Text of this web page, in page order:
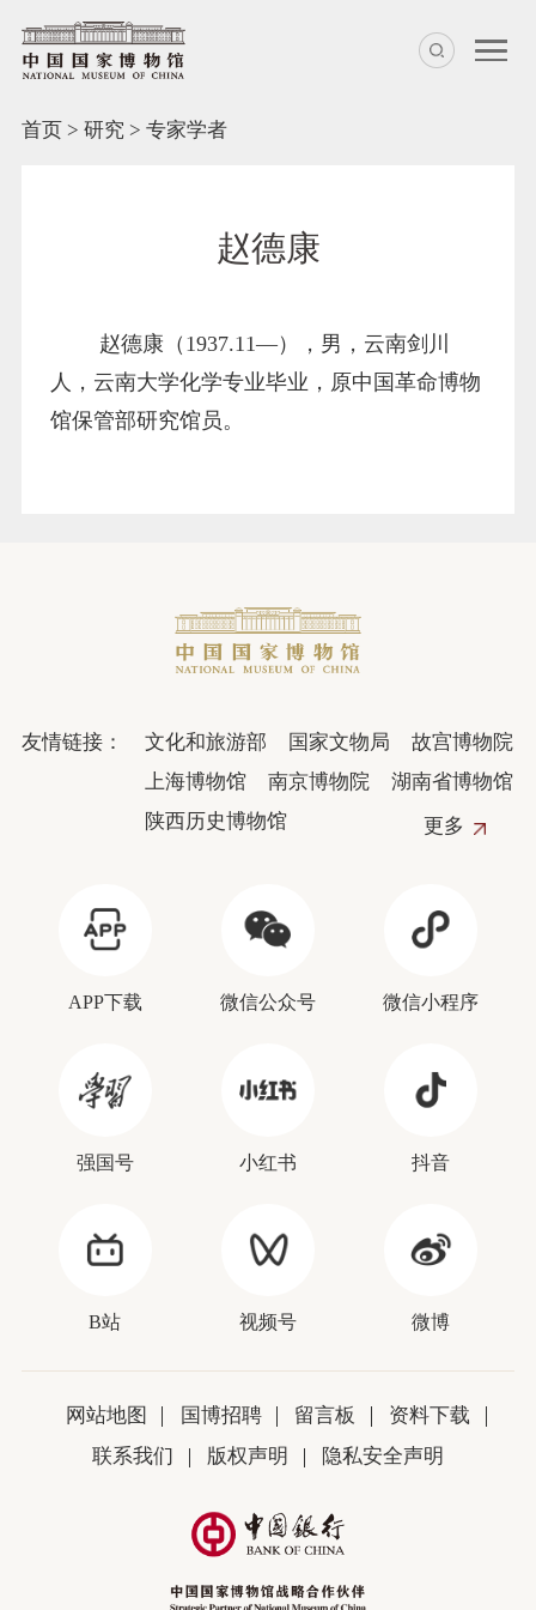
首页> 研究 > 专家学者
赵德康
赵德康（1937.11—），男，云南剑川
人，云南大学化学专业毕业，原中国革命博物
馆保管部研究馆员。
友情链接： 文化和旅游部 国家文物局
故宫博物院
上海博物馆
南京博物院
湖南省博物馆
陕西历史博物馆
更多
APP下载 微信公众号 微信小程序
强国号 小红书 抖音
B站 视频号 微博
网站地图 国博招聘 留言板
资料下载
联系我们
版权声明 隐私安全声明